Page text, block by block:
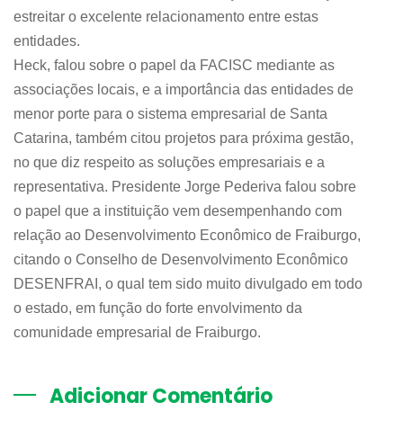
estreitar o excelente relacionamento entre estas
entidades.
Heck, falou sobre o papel da FACISC mediante as
associações locais, e a importância das entidades de
menor porte para o sistema empresarial de Santa
Catarina, também citou projetos para próxima gestão,
no que diz respeito as soluções empresariais e a
representativa. Presidente Jorge Pederiva falou sobre
o papel que a instituição vem desempenhando com
relação ao Desenvolvimento Econômico de Fraiburgo,
citando o Conselho de Desenvolvimento Econômico
DESENFRAI, o qual tem sido muito divulgado em todo
o estado, em função do forte envolvimento da
comunidade empresarial de Fraiburgo.
Adicionar Comentário